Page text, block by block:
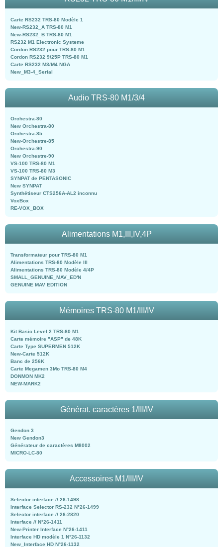
Carte RS232 TRS-80 Modèle 1
New-RS232_A TRS-80 M1
New-RS232_B TRS-80 M1
RS232 M1 Electronic Systeme
Cordon RS232 pour TRS-80 M1
Cordon RS232 9/25P TRS-80 M1
Carte RS232 M3/M4 NGA
New_M3-4_Serial
Audio TRS-80 M1/3/4
Orchestra-80
New Orchestra-80
Orchestra-85
New-Orchestre-85
Orchestra-90
New Orchestre-90
VS-100 TRS-80 M1
VS-100 TRS-80 M3
SYNPAT de PENTASONIC
New SYNPAT
Synthétiseur CTS256A-AL2 inconnu
VoxBox
RE-VOX_BOX
Alimentations M1,III,IV,4P
Transformateur pour TRS-80 M1
Alimentations TRS-80 Modèle III
Alimentations TRS-80 Modèle 4/4P
SMALL_GENUINE_MAV_ED'N
GENUINE MAV EDITION
Mémoires TRS-80 M1/III/IV
Kit Basic Level 2 TRS-80 M1
Carte mémoire "ASP" de 48K
Carte Type SUPERMEN 512K
New-Carte 512K
Banc de 256K
Carte Megamen 3Mo TRS-80 M4
DONMON MK2
NEW-MARK2
Générat. caractères 1/III/IV
Gendon 3
New Gendon3
Générateur de caractères M8002
MICRO-LC-80
Accessoires M1/III/IV
Selector interface // 26-1498
Interface Selector RS-232 N°26-1499
Selector interface // 26-2820
Interface // N°26-1411
New-Printer Interface N°26-1411
Interface HD modèle 1 N°26-1132
New_Interface HD N°26-1132